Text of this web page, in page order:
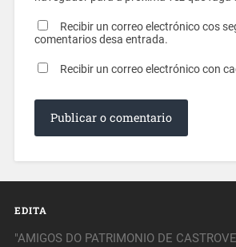
Recibir un correo electrónico cos
comentarios desa entrada.
Recibir un correo electrónico con
EDITA
"AMIGOS DO PATRIMONIO DE